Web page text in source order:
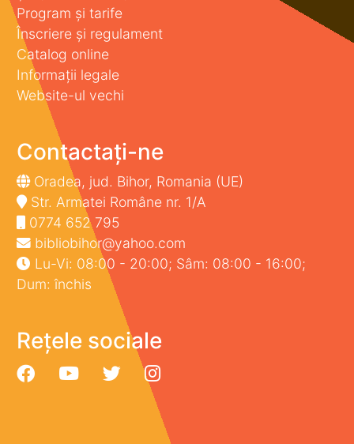
Program și tarife
Înscriere și regulament
Catalog online
Informații legale
Website-ul vechi
Contactați-ne
Oradea, jud. Bihor, Romania (UE)
Str. Armatei Române nr. 1/A
0774 652 795
bibliobihor@yahoo.com
Lu-Vi: 08:00 - 20:00; Sâm: 08:00 - 16:00;
Dum: închis
Rețele sociale